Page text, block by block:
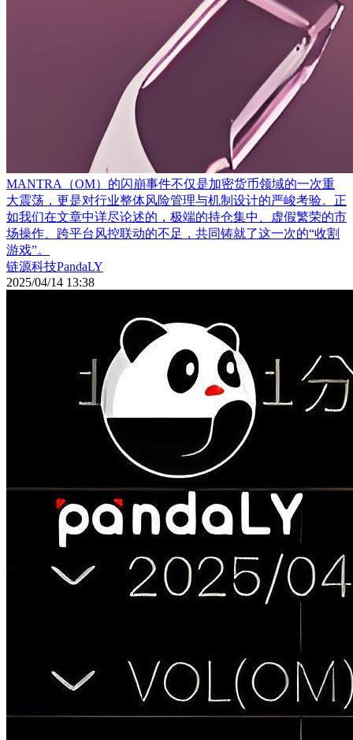
MANTRA（OM）的闪崩事件不仅是加密货币领域的一次重
大震荡，更是对行业整体风险管理与机制设计的严峻考验。正
如我们在文章中详尽论述的，极端的持仓集中、虚假繁荣的市
场操作、跨平台风控联动的不足，共同铸就了这一次的“收割
游戏”。
链源科技PandaLY
2025/04/14 13:38